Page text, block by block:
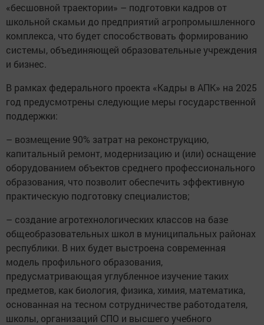
«бесшовной траектории» – подготовки кадров от
школьной скамьи до предприятий агропромышленного
комплекса, что будет способствовать формированию
системы, объединяющей образовательные учреждения
и бизнес.
В рамках федерального проекта «Кадры в АПК» на 2025
год предусмотрены следующие меры государственной
поддержки:
– возмещение 90% затрат на реконструкцию,
капитальный ремонт, модернизацию и (или) оснащение
оборудованием объектов среднего профессионального
образования, что позволит обеспечить эффективную
практическую подготовку специалистов;
– создание агротехнологических классов на базе
общеобразовательных школ в муниципальных районах
республики. В них будет выстроена современная
модель профильного образования,
предусматривающая углубленное изучение таких
предметов, как биология, физика, химия, математика,
основанная на тесном сотрудничестве работодателя,
школы, организаций СПО и высшего учебного